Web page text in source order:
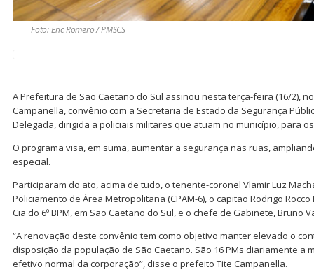
Foto: Eric Romero / PMSCS
A Prefeitura de São Caetano do Sul assinou nesta terça-feira (16/2),
Campanella, convênio com a Secretaria de Estado da Segurança
Delegada, dirigida a policiais militares que atuam no município, para
O programa visa, em suma, aumentar a segurança nas ruas,
especial.
Participaram do ato, acima de tudo, o tenente-coronel Vlamir Luz
Policiamento de Área Metropolitana (CPAM-6), o capitão Rodrigo
Cia do 6º BPM, em São Caetano do Sul, e o chefe de Gabinete, Bruno
“A renovação deste convênio tem como objetivo manter elevado o
disposição da população de São Caetano. São 16 PMs diariamente a
efetivo normal da corporação”, disse o prefeito Tite Campanella.